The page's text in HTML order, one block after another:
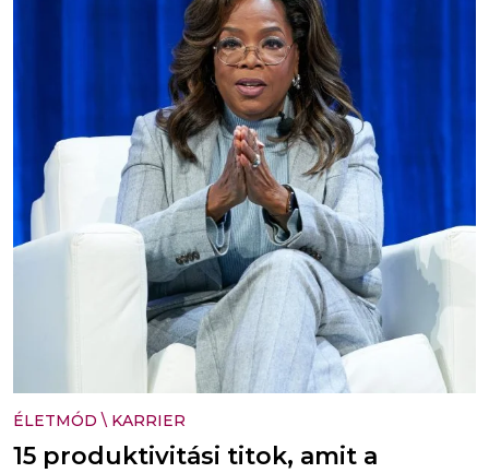
ÉLETMÓD \ KARRIER
15 produktivitási titok, amit a